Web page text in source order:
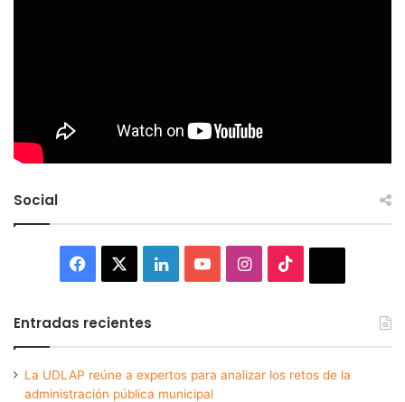
Social
Facebook LinkedInYouTubeInstagram
Entradas recientes
La UDLAP reúne a expertos para analizar los retos de la
administración pública municipal